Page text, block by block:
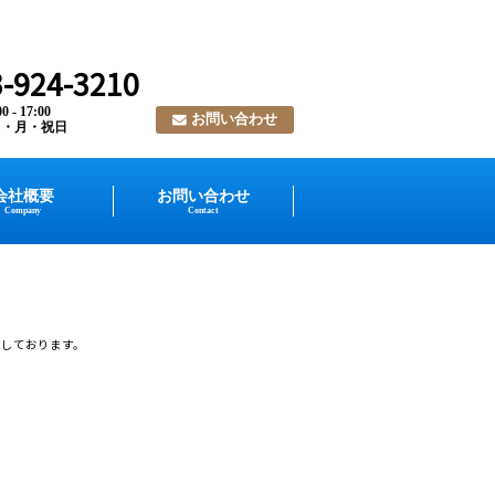
924-3210
- 17:00
月・祝日
お問い合わせ
社概要
Company
お問い合わせ
Contact
ております。